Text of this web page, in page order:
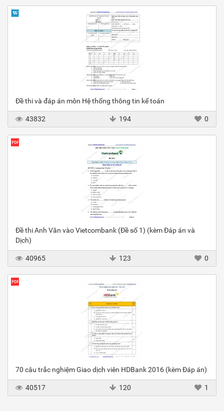
Đề thi và đáp án môn Hệ thống thông tin kế toán
43832 194 0
Đề thi Anh Văn vào Vietcombank (Đề số 1) (kèm Đáp án và
Dịch)
40965 123 0
70 câu trắc nghiệm Giao dịch viên HDBank 2016 (kèm Đáp án)
40517 120 1